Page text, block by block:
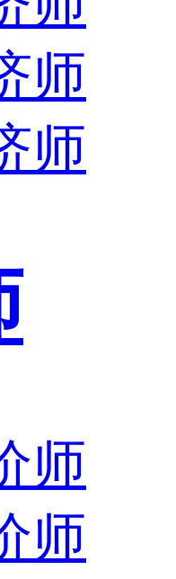
师
师
师
师